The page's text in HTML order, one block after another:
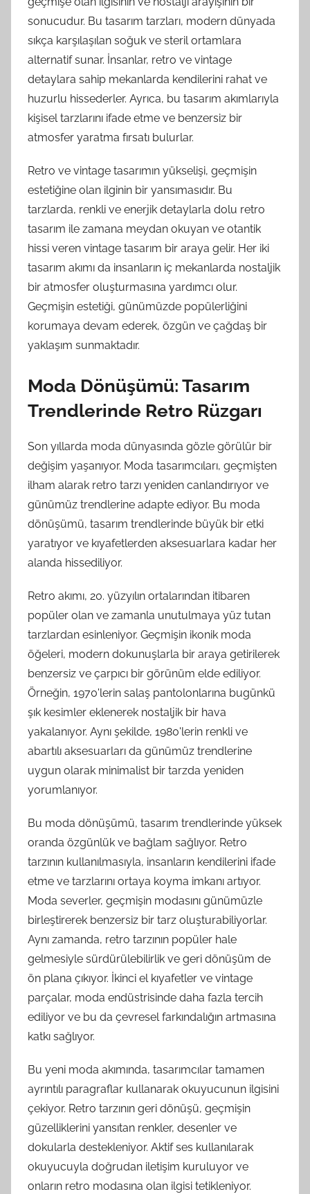
sonucudur. Bu tasarım tarzları, modern dünyada
sıkça karşılaşılan soğuk ve steril ortamlara
alternatif sunar. İnsanlar, retro ve vintage
detaylara sahip mekanlarda kendilerini rahat ve
huzurlu hissederler. Ayrıca, bu tasarım akımlarıyla
kişisel tarzlarını ifade etme ve benzersiz bir
atmosfer yaratma fırsatı bulurlar.
Retro ve vintage tasarımın yükselişi, geçmişin
estetiğine olan ilginin bir yansımasıdır. Bu
tarzlarda, renkli ve enerjik detaylarla dolu retro
tasarım ile zamana meydan okuyan ve otantik
hissi veren vintage tasarım bir araya gelir. Her iki
tasarım akımı da insanların iç mekanlarda nostaljik
bir atmosfer oluşturmasına yardımcı olur.
Geçmişin estetiği, günümüzde popülerliğini
korumaya devam ederek, özgün ve çağdaş bir
yaklaşım sunmaktadır.
Moda Dönüşümü: Tasarım
Trendlerinde Retro Rüzgarı
Son yıllarda moda dünyasında gözle görülür bir
değişim yaşanıyor. Moda tasarımcıları, geçmişten
ilham alarak retro tarzı yeniden canlandırıyor ve
günümüz trendlerine adapte ediyor. Bu moda
dönüşümü, tasarım trendlerinde büyük bir etki
yaratıyor ve kıyafetlerden aksesuarlara kadar her
alanda hissediliyor.
Retro akımı, 20. yüzyılın ortalarından itibaren
popüler olan ve zamanla unutulmaya yüz tutan
tarzlardan esinleniyor. Geçmişin ikonik moda
öğeleri, modern dokunuşlarla bir araya getirilerek
benzersiz ve çarpıcı bir görünüm elde ediliyor.
Örneğin, 1970'lerin salaş pantolonlarına bugünkü
şık kesimler eklenerek nostaljik bir hava
yakalanıyor. Aynı şekilde, 1980'lerin renkli ve
abartılı aksesuarları da günümüz trendlerine
uygun olarak minimalist bir tarzda yeniden
yorumlanıyor.
Bu moda dönüşümü, tasarım trendlerinde yüksek
oranda özgünlük ve bağlam sağlıyor. Retro
tarzının kullanılmasıyla, insanların kendilerini ifade
etme ve tarzlarını ortaya koyma imkanı artıyor.
Moda severler, geçmişin modasını günümüzle
birleştirerek benzersiz bir tarz oluşturabiliyorlar.
Aynı zamanda, retro tarzının popüler hale
gelmesiyle sürdürülebilirlik ve geri dönüşüm de
ön plana çıkıyor. İkinci el kıyafetler ve vintage
parçalar, moda endüstrisinde daha fazla tercih
ediliyor ve bu da çevresel farkındalığın artmasına
katkı sağlıyor.
Bu yeni moda akımında, tasarımcılar tamamen
ayrıntılı paragraflar kullanarak okuyucunun ilgisini
çekiyor. Retro tarzının geri dönüşü, geçmişin
güzelliklerini yansıtan renkler, desenler ve
dokularla destekleniyor. Aktif ses kullanılarak
okuyucuyla doğrudan iletişim kuruluyor ve
onların retro modasına olan ilgisi tetikleniyor.